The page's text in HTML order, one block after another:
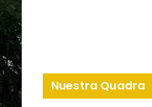
Nuestra Quadra